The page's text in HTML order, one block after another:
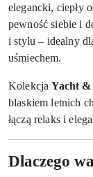
elegancki, ciepły
pewność siebie i
i stylu – idealny
uśmiechem.
KolekcjaYacht &
blaskiem letnich
łączą relaks i
Dlaczego